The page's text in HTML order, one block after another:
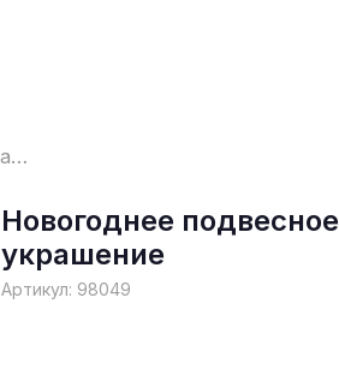
Новогоднее подвесное украшение
Новогоднее подвесное
украшение
Артикул: 98049